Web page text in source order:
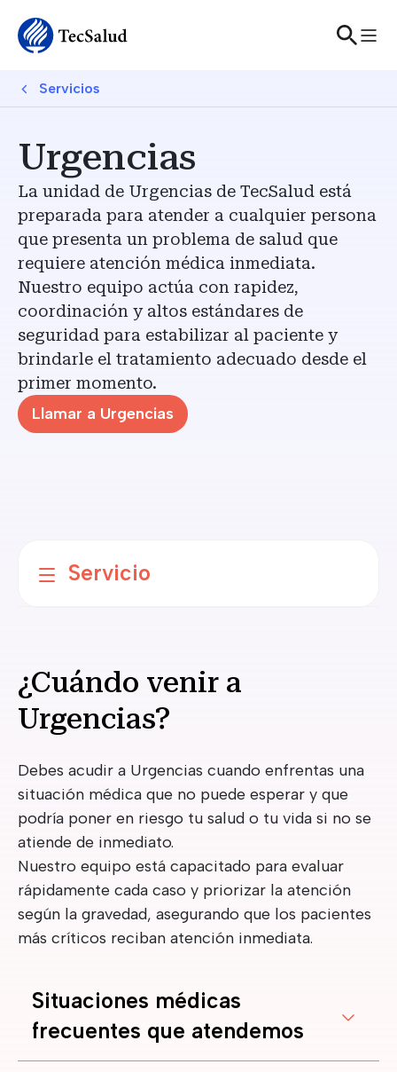
Breadcrumb
Servicios
Urgencias
La unidad de Urgencias de TecSalud está
preparada para atender a cualquier persona
que presenta un problema de salud que
requiere atención médica inmediata.
Nuestro equipo actúa con rapidez,
coordinación y altos estándares de
seguridad para estabilizar al paciente y
brindarle el tratamiento adecuado desde el
primer momento.
Llamar a Urgencias
Servicio
¿Cuándo venir a
Urgencias?
Debes acudir a Urgencias cuando enfrentas una
situación médica que no puede esperar y que
podría poner en riesgo tu salud o tu vida si no se
atiende de inmediato.
Nuestro equipo está capacitado para evaluar
rápidamente cada caso y priorizar la atención
según la gravedad, asegurando que los pacientes
más críticos reciban atención inmediata.
Situaciones médicas
frecuentes que atendemos